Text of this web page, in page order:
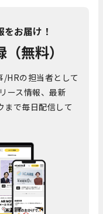
お届け！
無料）
HRの担当者として
ース情報、最新
まで毎日配信して